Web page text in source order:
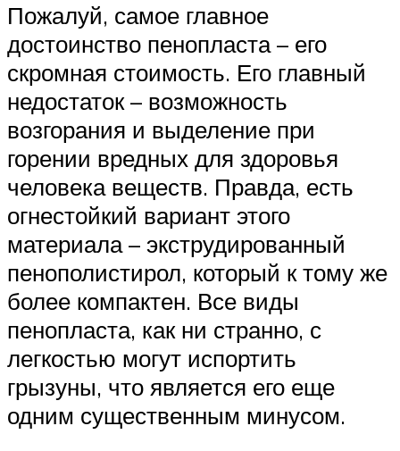
Пожалуй, самое главное
достоинство пенопласта – его
скромная стоимость. Его главный
недостаток – возможность
возгорания и выделение при
горении вредных для здоровья
человека веществ. Правда, есть
огнестойкий вариант этого
материала – экструдированный
пенополистирол, который к тому же
более компактен. Все виды
пенопласта, как ни странно, с
легкостью могут испортить
грызуны, что является его еще
одним существенным минусом.